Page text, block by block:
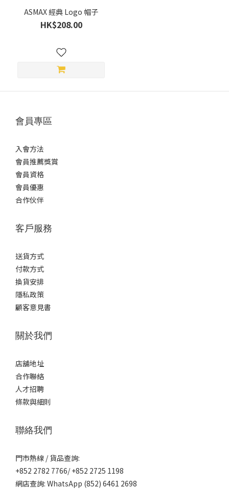
ASMAX 經典 Logo 帽子
HK$208.00
會員專區
入會方法
會員推薦獎賞
會員資格
會員優惠
合作伙伴
客戶服務
送貨方式
付款方式
換貨安排
隱私政策
顧客意見書
關於我們
店舖地址
合作聯絡
人才招聘
條款與細則
聯絡我們
門市熱線 / 貨品查詢:
+852 2782 7766/ +852 2725 1198
網店查詢: WhatsApp (852) 6461 2698